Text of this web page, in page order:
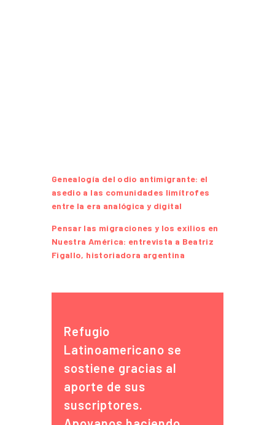
Genealogía del odio antimigrante: el
asedio a las comunidades limítrofes
entre la era analógica y digital
Pensar las migraciones y los exilios en
Nuestra América: entrevista a Beatriz
Figallo, historiadora argentina
Refugio
Latinoamericano se
sostiene gracias al
aporte de sus
suscriptores.